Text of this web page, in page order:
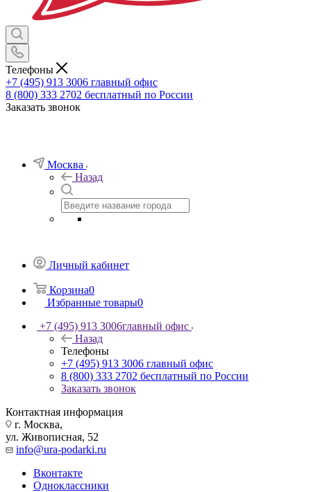
Телефоны
+7 (495) 913 3006 главный офис
8 (800) 333 2702 бесплатный по России
Заказать звонок
Москва
Назад
Личный кабинет
Корзина0
Избранные товары0
+7 (495) 913 3006главный офис
Назад
Телефоны
+7 (495) 913 3006 главный офис
8 (800) 333 2702 бесплатный по России
Заказать звонок
Контактная информация
г. Москва,
ул. Живописная, 52
info@ura-podarki.ru
Вконтакте
Одноклассники